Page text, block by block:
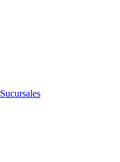
Sucursales